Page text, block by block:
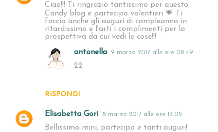
Ciao!!! Ti ringrazio tantissimo per questo
Candy blog e partecipo volentieri 💗 Ti
faccio anche gli auguri di compleanno in
ritardissimo e farti i complimenti per la
prospettiva da cui vedi le cose!!!
RISPONDI
antonella 9 marzo 2017 alle ore 08:49
22
Elisabetta Gori 8 marzo 2017 alle ore 13:02
Bellissimo mini, partecipo e tanti auguri!